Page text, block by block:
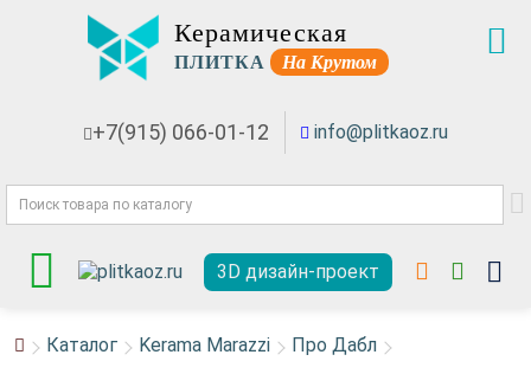
Керамическая
ПЛИТКА На Крутом
+7(915) 066-01-12 info@plitkaoz.ru
3D дизайн-проект
Каталог Kerama Marazzi Про Дабл